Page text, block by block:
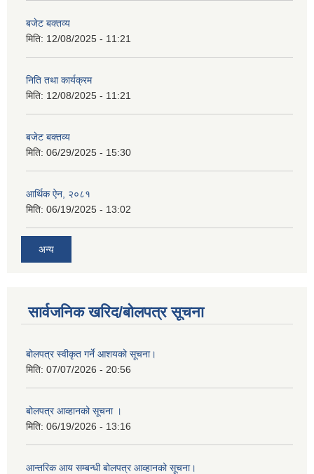
बजेट बक्तव्य
मिति: 12/08/2025 - 11:21
निति तथा कार्यक्रम
मिति: 12/08/2025 - 11:21
बजेट बक्तव्य
मिति: 06/29/2025 - 15:30
आर्थिक ऐन, २०८१
मिति: 06/19/2025 - 13:02
अन्य
सार्वजनिक खरिद/बोलपत्र सूचना
बोलपत्र स्वीकृत गर्ने आशयको सूचना।
मिति: 07/07/2026 - 20:56
बोलपत्र आव्हानको सूचना ।
मिति: 06/19/2026 - 13:16
आन्तरिक आय सम्बन्धी बोलपत्र आव्हानको सूचना।